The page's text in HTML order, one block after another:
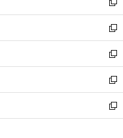
開
く
い
ウ
ィ
ン
ド
ウ
で
開
く
新
し
い
ウ
ィ
ン
ド
ウ
で
開
新
し
い
ウ
ィ
ン
ド
ウ
新
し
い
ウ
ィ
ン
新
し
い
ウ
新
し